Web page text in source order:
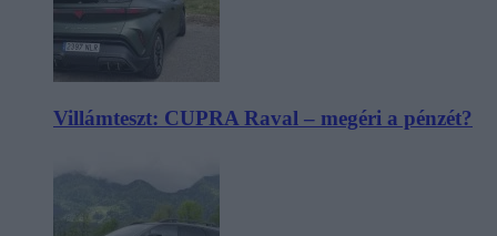
Villámteszt: CUPRA Raval – megéri a pénzét?